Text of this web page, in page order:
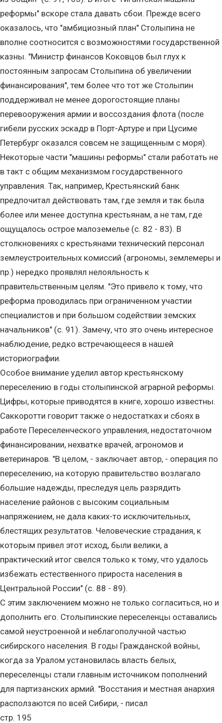
реформы" вскоре стала давать сбои. Прежде всего
оказалось, что "амбициозный план" Столыпина не
вполне соотносится с возможностями государственной
казны. "Министр финансов Коковцов был глух к
постоянным запросам Столыпина об увеличении
финансирования", тем более что тот же Столыпин
поддерживал не менее дорогостоящие планы
перевооружения армии и воссоздания флота (после
гибели русских эскадр в Порт-Артуре и при Цусиме
Петербург оказался совсем не защищенным с моря).
Некоторые части "машины реформы" стали работать не
в такт с общим механизмом государственного
управления. Так, например, Крестьянский банк
предпочитал действовать там, где земля и так была
более или менее доступна крестьянам, а не там, где
ощущалось острое малоземелье (с. 82 - 83). В
столкновениях с крестьянами технический персонал
землеустроительных комиссий (агрономы, землемеры и
пр.) нередко проявлял нелояльность к
правительственным целям. "Это привело к тому, что
реформа проводилась при ограниченном участии
специалистов и при большом содействии земских
начальников" (с. 91). Замечу, что это очень интересное
наблюдение, редко встречающееся в нашей
историографии.
Особое внимание уделил автор крестьянскому
переселению в годы столыпинской аграрной реформы.
Цифры, которые приводятся в книге, хорошо известны.
Саккоротти говорит также о недостатках и сбоях в
работе Переселенческого управления, недостаточном
финансировании, нехватке врачей, агрономов и
ветеринаров. "В целом, - заключает автор, - операция по
переселению, на которую правительство возлагало
большие надежды, преследуя цель разрядить
население районов с высоким социальным
напряжением, не дала каких-то исключительных,
блестящих результатов. Человеческие страдания, к
которым привел этот исход, были велики, а
практический итог свелся только к тому, что удалось
избежать естественного прироста населения в
Центральной России" (с. 88 - 89).
С этим заключением можно не только согласиться, но и
дополнить его. Столыпинские переселенцы оставались
самой неустроенной и неблагополучной частью
сибирского населения. В годы Гражданской войны,
когда за Уралом установилась власть белых,
переселенцы стали главным источником пополнений
для партизанских армий. "Восстания и местная анархия
расползаются по всей Сибири, - писал
стр. 195